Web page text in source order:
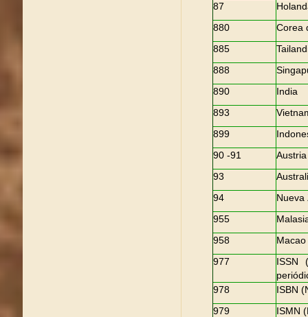
87
880
Corea
885
888
890
India
893
899
90 -91
Austria
93
94
Nueva
955
958
Macao
977
ISSN
978
ISBN
979
ISMN